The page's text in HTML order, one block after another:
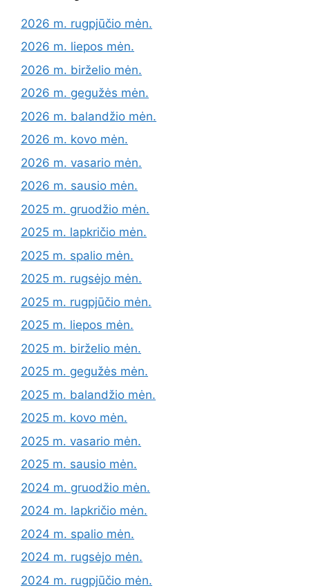
2026 m. rugpjūčio mėn.
2026 m. liepos mėn.
2026 m. birželio mėn.
2026 m. gegužės mėn.
2026 m. balandžio mėn.
2026 m. kovo mėn.
2026 m. vasario mėn.
2026 m. sausio mėn.
2025 m. gruodžio mėn.
2025 m. lapkričio mėn.
2025 m. spalio mėn.
2025 m. rugsėjo mėn.
2025 m. rugpjūčio mėn.
2025 m. liepos mėn.
2025 m. birželio mėn.
2025 m. gegužės mėn.
2025 m. balandžio mėn.
2025 m. kovo mėn.
2025 m. vasario mėn.
2025 m. sausio mėn.
2024 m. gruodžio mėn.
2024 m. lapkričio mėn.
2024 m. spalio mėn.
2024 m. rugsėjo mėn.
2024 m. rugpjūčio mėn.